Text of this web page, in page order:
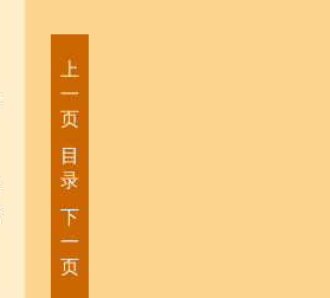
上
一
页
目
录
下
一
页